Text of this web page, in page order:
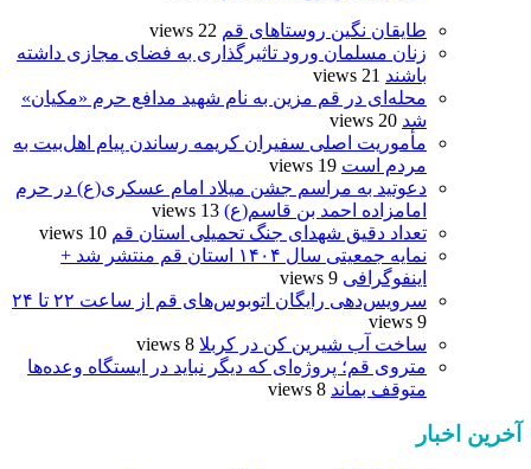
طایقان نگین روستاهای قم 22 views
زنان مسلمان ورود تاثیرگذاری به فضای مجازی داشته
باشند 21 views
محله‌ای در قم مزین به نام شهید مدافع حرم «مکیان»
شد 20 views
مأموریت اصلی سفیران کریمه رساندن پیام اهل‌بیت به
مردم است 19 views
دعوتید به مراسم جشن میلاد امام عسکری(ع) در حرم
امامزاده احمد بن قاسم(ع) 13 views
تعداد دقیق شهدای جنگ تحمیلی استان قم 10 views
نمایه جمعیتی سال ۱۴۰۴ استان قم منتشر شد +
اینفوگرافی 9 views
سرویس‌دهی رایگان اتوبوس‌های قم از ساعت ۲۲ تا ۲۴
9 views
ساخت آب شیرین کن در کربلا 8 views
متروی قم؛ پروژه‌ای که دیگر نباید در ایستگاه وعده‌ها
متوقف بماند 8 views
آخرین اخبار